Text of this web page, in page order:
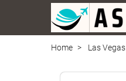
Home Las Vegas